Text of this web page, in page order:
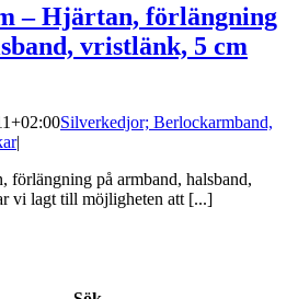
– Hjärtan, förlängning
vristlänk, 5 cm
Silverkedjor; Berlockarmband,
|
förlängning på armband, halsband,
vi lagt till möjligheten att [...]